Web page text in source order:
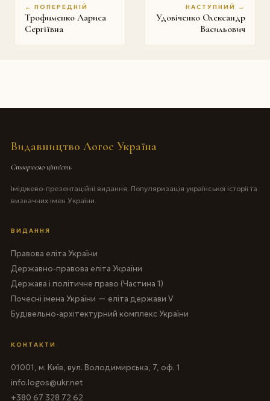
← ПОПЕРЕДНІЙ
Трофименко Лариса
Сергіївна
НАСТУПНИЙ →
Удовіченко Олександр
Васильович
Видавництво Логос Україна
Створюємо цінність
Іміджево-презентаційні видання. Популяризація української історії та
визначних імен України.
ВИДАННЯ
Правова еліта України
Державно-правова еліта України
Держава і політичне право (Частина 1)
Почесні імена України — еліта держави V
Будівельно-архітектурний комплекс України
КОНТАКТИ
01001, м. Київ, вул. Володимирська, 7, оф. 1
info.logos@ukr.net
+380 67 328 72 62